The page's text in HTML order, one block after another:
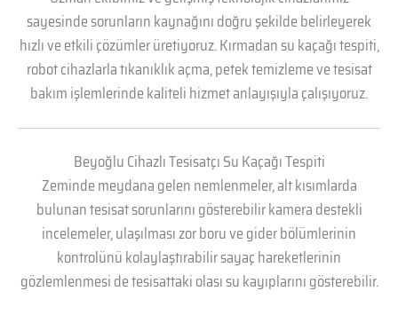
sayesinde sorunların kaynağını doğru şekilde belirleyerek
hızlı ve etkili çözümler üretiyoruz. Kırmadan su kaçağı tespiti,
robot cihazlarla tıkanıklık açma, petek temizleme ve tesisat
bakım işlemlerinde kaliteli hizmet anlayışıyla çalışıyoruz.
Beyoğlu Cihazlı Tesisatçı Su Kaçağı Tespiti
Zeminde meydana gelen nemlenmeler, alt kısımlarda
bulunan tesisat sorunlarını gösterebilir kamera destekli
incelemeler, ulaşılması zor boru ve gider bölümlerinin
kontrolünü kolaylaştırabilir sayaç hareketlerinin
gözlemlenmesi de tesisattaki olası su kayıplarını gösterebilir.